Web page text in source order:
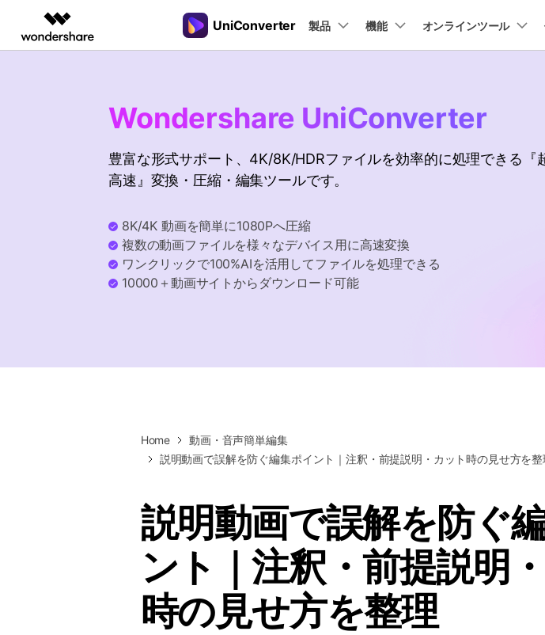
製品
オールインワンAI生成プラットフォーム
EdrawMax
EdrawMind
マインドマップソフト
PDFelement
PDFelement
法人・教育・パートナー
学生・教員向け
代理店募集
PDFelement EdrawMind
EdrawMaxお問い
UniConverter 製品
UniConverter
機能
音声をテキストに
音声ファイルや動画ファイルを正
様々なデバイス用に高速変換
Hot
AI動画補正 >
テキスト読み上げ >
>
オンラインツール
オンラ
動画・
操作ガイド
Macユーザー向け
多機能ビデオ処理ソフト
Wondershare UniConverter
豊富な形式サポート、4K/8K/HDRファイルを効率的に処理できる『
高速』変換・圧縮・編集ツールです。
8K/4K 動画を簡単に1080Pへ圧縮
複数の動画ファイルを様々なデバイス用に高速変換
ワンクリックで100%AIを活用してファイルを処理できる
10000＋動画サイトからダウンロード可能
Home
動画・音声簡単編集
説明動画で誤解を防ぐ編集ポイント｜注釈・前提説明・カット時の見せ方を整
説明動画で誤解を防ぐ
ント｜注釈・前提説明
時の見せ方を整理